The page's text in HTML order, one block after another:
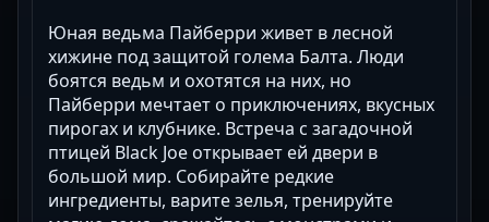
Юная ведьма Пайберри живет в лесной
хижине под защитой голема Балта. Люди
боятся ведьм и охотятся на них, но
Пайберри мечтает о приключениях, вкусных
пирогах и клубнике. Встреча с загадочной
птицей Black Joe открывает ей двери в
большой мир. Собирайте редкие
ингредиенты, варите зелья, тренируйте